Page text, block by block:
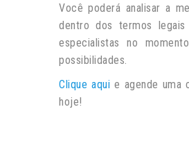
Você poderá analisar a
dentro dos termos
especialistas no
possibilidades.
Clique aqui e agende uma
hoje!